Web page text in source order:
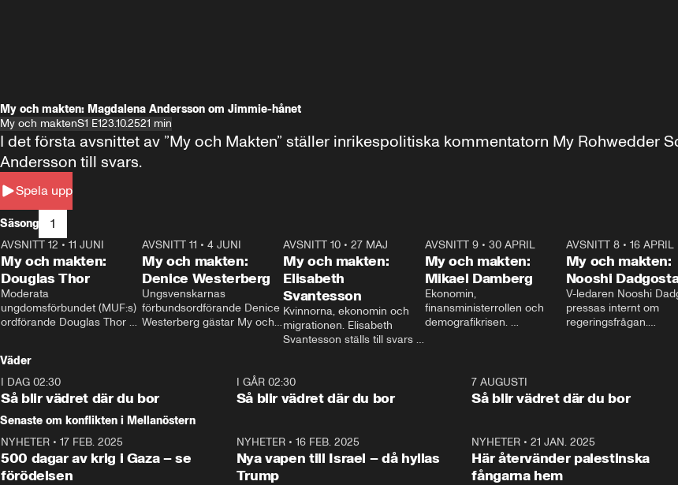
My och makten: Magdalena Andersson om Jimmie-hånet
My och maktenS1 E123.10.2521 min
Spela upp
I det första avsnittet av ”My och Makten” ställer inrikespolitiska kommentatorn My Rohwedder
Andersson till svars.
Säsong 1
26:27
AVSNITT 12 • 11 JUNI
My och makten:
Douglas Thor
Moderata
ungdomsförbundet (MUF:s)
ordförande Douglas Thor
tonårsutvisningarna och hur
Moderaterna ska locka
väljare till valet i höst.
23:40
AVSNITT 11 •4 JUNI
My och makten:
Denice Westerberg
Ungsvenskarnas
förbundsordförande Denice
Westerberg gästar My och
AVSNITT 10 •27 MAJ
My och makten:
Elisabeth
Svantesson
Kvinnorna, ekonomin och
migrationen. Elisabeth
Svantesson ställs till svars
AVSNITT 9• 30 APRIL
My och makten:
Mikael Damberg
Ekonomin,
finansministerrollen och
demografikrisen.
och Makten.
AVSNITT 8• 16 APRIL
My och makten:
Nooshi
V-ledaren Nooshi
pressas internt om
regeringsfrågan.
– Vi ställer upp i val.
vara med så sitter vi
Väder
I DAG 02:30
Så blir vädret där du bor
1:06
I GÅR 02:30
Så blir vädret där du bor
7 AUGUSTI
Så blir vädret där du bor
Senaste om konflikten i Mellanöstern
NYHETER • 17 FEB. 2025
500 dagar av krig i Gaza – se
förödelsen
NYHETER• 16 FEB. 2025
Nya vapen till Israel – då hyllas
Trump
NYHETER •21 JAN. 2025
Här återvänder palestinska
fångarna hem